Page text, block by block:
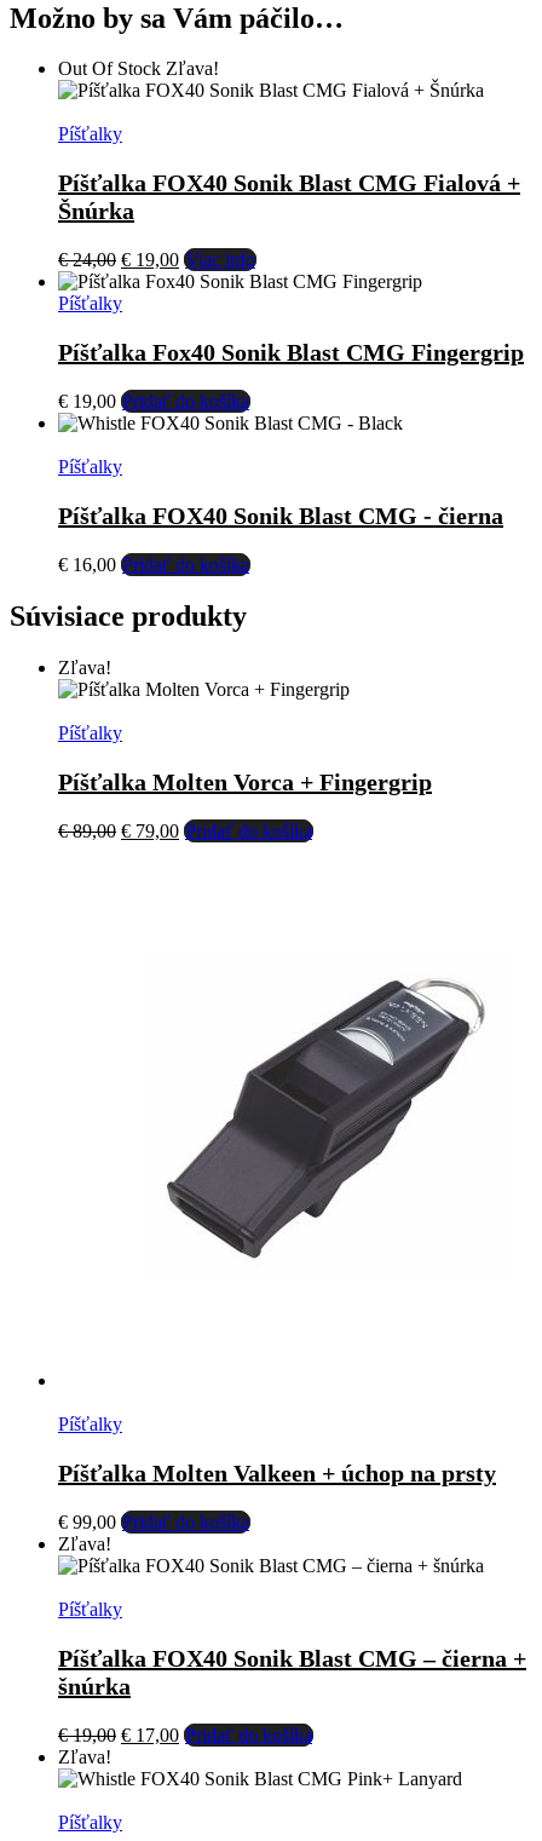
Možno by sa Vám páčilo…
Out Of Stock Zľava!
Píšťalky
Píšťalka FOX40 Sonik Blast CMG Fialová +
Šnúrka
€24,00 Pôvodná
cena
bola:
€ 19,00Aktuálna
cena
Viac info
Píšťalky
Píšťalka Fox40 Sonik Blast CMG Fingergrip
€ 19,00 Pridať do košíka
Píšťalky
Píšťalka FOX40 Sonik Blast CMG - čierna
€ 16,00 Pridať do košíka
Súvisiace produkty
Zľava!
Píšťalky
Píšťalka Molten Vorca + Fingergrip
€89,00 Pôvodná
€ 79,00Aktuálna
Pridať do košíka
Píšťalky
Píšťalka Molten Valkeen + úchop na prsty
€ 99,00 Pridať do košíka
Zľava!
Píšťalky
Píšťalka FOX40 Sonik Blast CMG – čierna +
šnúrka
€19,00 Pôvodná
bola:
€ 17,00Aktuálna
je:
Pridať do košíka
Zľava!
Píšťalky